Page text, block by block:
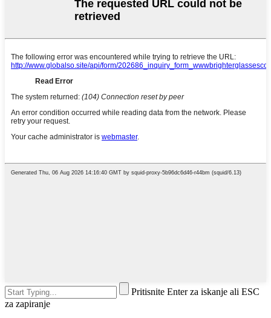
Pritisnite Enter za iskanje ali ESC
za zapiranje